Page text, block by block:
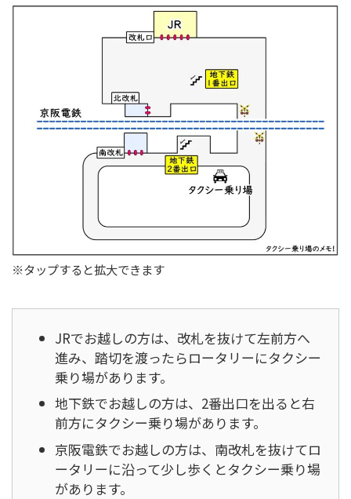
※タップすると拡大できます
JRでお越しの方は、改札を抜けて左前方へ
進み、踏切を渡ったらロータリーにタクシー
乗り場があります。
地下鉄でお越しの方は、2番出口を出ると右
前方にタクシー乗り場があります。
京阪電鉄でお越しの方は、南改札を抜けてロ
ータリーに沿って少し歩くとタクシー乗り場
があります。